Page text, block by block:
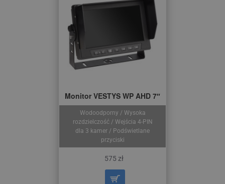
Wodoodporny / Wysoka
rozdzielczość / Wejścia 4-PIN
dla 3 kamer / Podświetlane
przyciski
Monitor VESTYS WP AHD 7″
575 zł